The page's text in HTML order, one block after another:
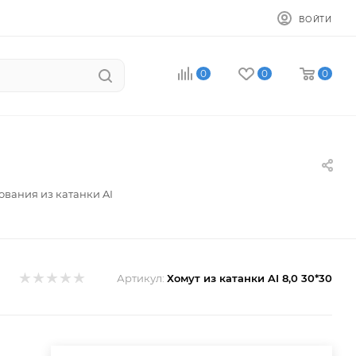
ВОЙТИ
0 0 0
из катанки AI
Артикул: Хомут из катанки AI 8,0 30*30